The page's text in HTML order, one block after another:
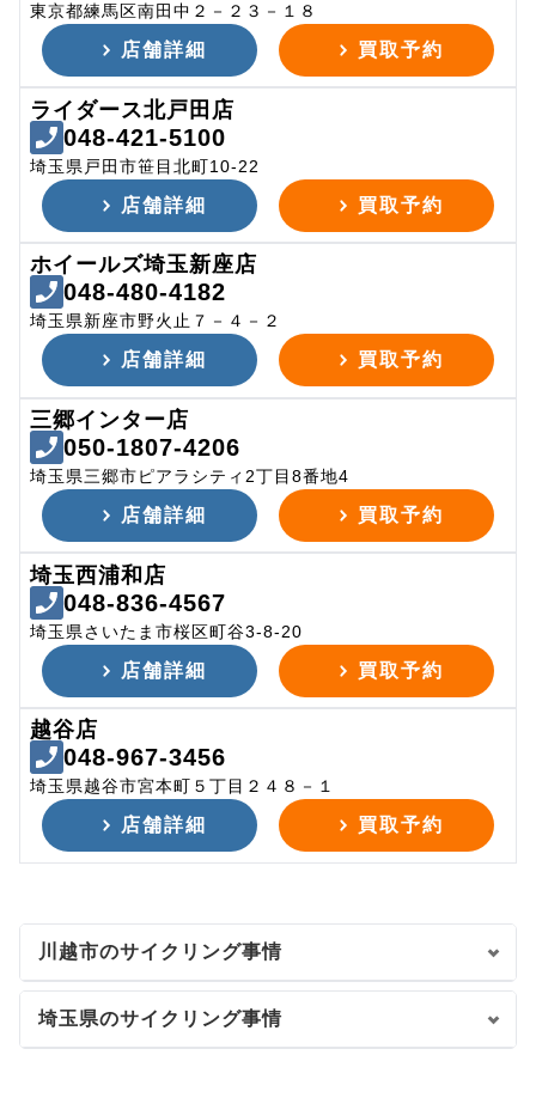
東京都練馬区南田中２－２３－１８
店舗詳細 買取予約
ライダース北戸田店
048-421-5100
埼玉県戸田市笹目北町10-22
店舗詳細 買取予約
ホイールズ埼玉新座店
048-480-4182
埼玉県新座市野火止７－４－２
店舗詳細 買取予約
三郷インター店
050-1807-4206
埼玉県三郷市ピアラシティ2丁目8番地4
店舗詳細 買取予約
埼玉西浦和店
048-836-4567
埼玉県さいたま市桜区町谷3-8-20
店舗詳細 買取予約
越谷店
048-967-3456
埼玉県越谷市宮本町５丁目２４８－１
店舗詳細 買取予約
川越市のサイクリング事情
埼玉県のサイクリング事情